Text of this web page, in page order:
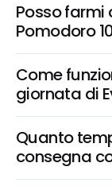
Posso farmi
Pomodoro
Come
giornata di
Quanto
consegna